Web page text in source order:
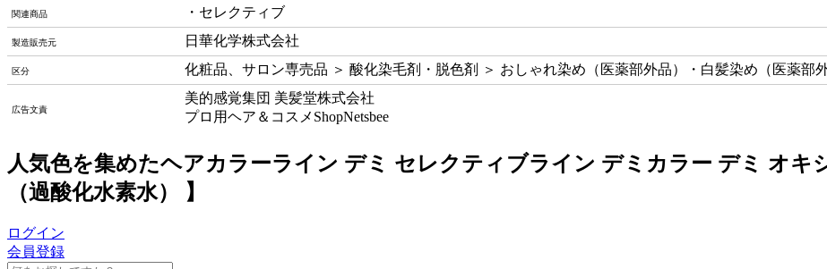
関連商品 ・セレクティブ
製造販売元 日華化学株式会社
区分 化粧品、サロン専売品 ＞ 酸化染毛剤・脱色剤 ＞ おしゃれ染め（医薬部外品）・白髪染め（医薬部外
広告文責
美的感覚集団 美髪堂株式会社
プロ用ヘア＆コスメShopNetsbee
人気色を集めたヘアカラーライン デミ セレクティブライン デミカラー デミ オキ
（過酸化水素水） 】
ログイン
会員登録